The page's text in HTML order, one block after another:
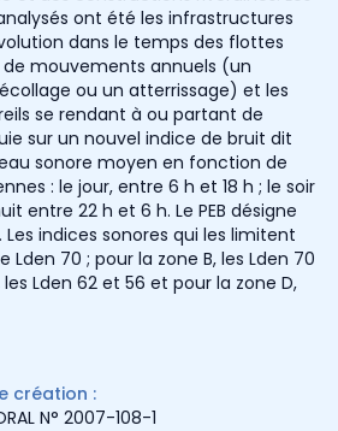
ont été les infrastructures
dans le temps des flottes
mouvements annuels (un
ou un atterrissage) et les
se rendant à ou partant de
sur un nouvel indice de bruit dit
sonore moyen en fonction de
: le jour, entre 6 h et 18 h ; le soir
entre 22 h et 6 h. Le PEB désigne
indices sonores qui les limitent
Lden 70 ; pour la zone B, les Lden 70
Lden 62 et 56 et pour la zone D,
création :
N° 2007-108-1